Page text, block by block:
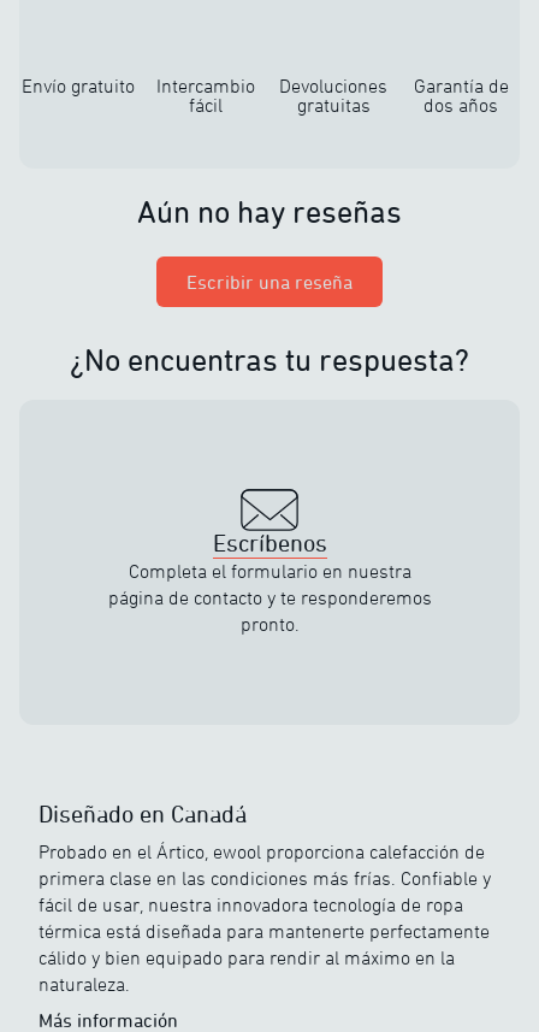
Envío gratuito
Intercambio
fácil
Devoluciones
gratuitas
Garantía de
dos años
Aún no hay reseñas
Escribir una reseña
¿No encuentras tu respuesta?
Escríbenos
Completa el formulario en nuestra
página de contacto y te responderemos
pronto.
Diseñado en Canadá
Probado en el Ártico, ewool proporciona calefacción de
primera clase en las condiciones más frías. Confiable y
fácil de usar, nuestra innovadora tecnología de ropa
térmica está diseñada para mantenerte perfectamente
cálido y bien equipado para rendir al máximo en la
naturaleza.
Más información